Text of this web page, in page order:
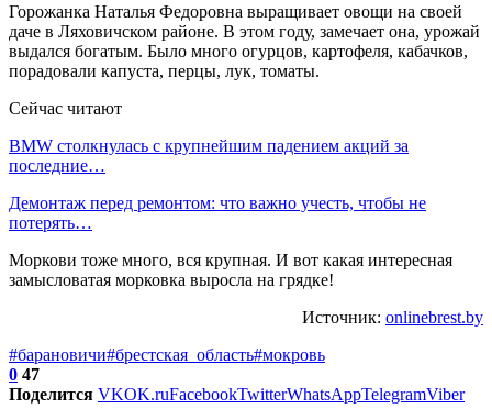
Горожанка Наталья Федоровна выращивает овощи на своей
даче в Ляховичском районе. В этом году, замечает она, урожай
выдался богатым. Было много огурцов, картофеля, кабачков,
порадовали капуста, перцы, лук, томаты.
Сейчас читают
BMW столкнулась с крупнейшим падением акций за
последние…
Демонтаж перед ремонтом: что важно учесть, чтобы не
потерять…
Моркови тоже много, вся крупная. И вот какая интересная
замысловатая морковка выросла на грядке!
Источник: onlinebrest.by
#барановичи#брестская_область#мокровь
0 47
Поделится VKOK.ruFacebookTwitterWhatsAppTelegramViber